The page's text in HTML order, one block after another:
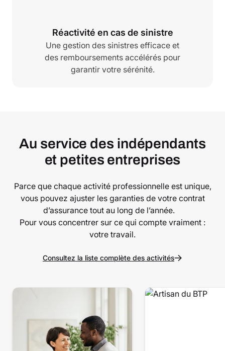
Réactivité en cas de sinistre
Une gestion des sinistres efficace et
des remboursements accélérés pour
garantir votre sérénité.
Au service des indépendants
et petites entreprises
Parce que chaque activité professionnelle est unique,
vous pouvez ajuster les garanties de votre contrat
d’assurance tout au long de l’année.
Pour vous concentrer sur ce qui compte vraiment :
votre travail.
Consultez la liste complète des activités